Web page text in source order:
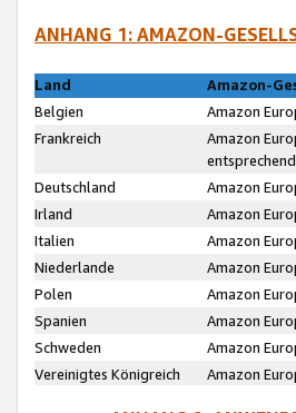
ANHANG 1: AMAZON-
Land
Amazon-
Belgien
Amazon
Frankreich
Amazon
Deutschland
Amazon
Irland
Amazon
Italien
Amazon
Niederlande
Amazon
Polen
Amazon
Spanien
Amazon
Schweden
Amazon
Vereinigtes Königreich
Amazon